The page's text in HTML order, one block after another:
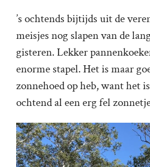
’s ochtends bijtijds uit de
meisjes nog slapen van de
gisteren. Lekker
enorme stapel. Het is maar
zonnehoed op heb, want het
ochtend al een erg fel